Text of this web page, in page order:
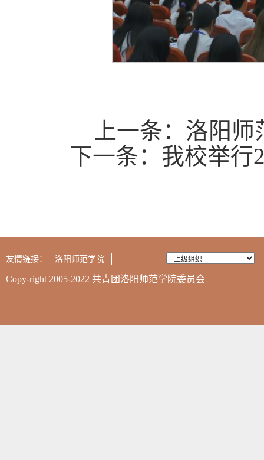
上一条： 洛阳师
下一条： 我校举行
友情链接： 洛阳师范学院
Copy-right 2005-2022 共青团洛阳师范学院委员会